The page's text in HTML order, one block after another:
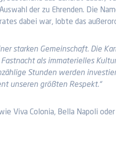
der zu Ehrenden. Die
dabei war, lobte das
starken Gemeinschaft. Die
als immaterielles
Stunden werden
unseren größten Respekt.“
Viva Colonia, Bella Napoli